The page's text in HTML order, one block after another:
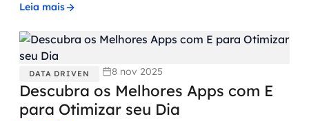
Leia mais
DATA DRIVEN 8 nov 2025
Descubra os Melhores Apps com E
para Otimizar seu Dia